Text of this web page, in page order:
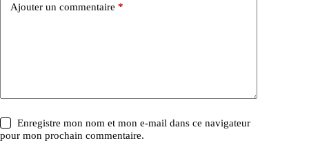
Ajouter un commentaire *
Enregistre mon nom et mon e-mail dans ce navigateur
pour mon prochain commentaire.